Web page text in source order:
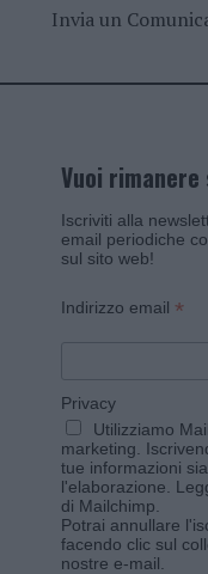
Invia un
Vuoi
Iscriviti alla
email periodiche
sul sito web!
Indirizzo email *
Privacy
Utilizziamo
marketing.
tue informazioni
l'elaborazione.
di Mailchimp
Potrai annullare
facendo clic sul
nostre e-mail.